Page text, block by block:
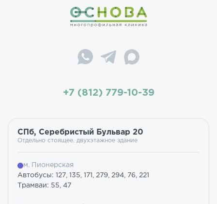
+7 (812) 779-10-39
СПб, Серебристый Бульвар 20
Отдельно стоящее, двухэтажное здание
м. Пионерская
Автобусы: 127, 135, 171, 279, 294, 76, 221
Трамваи: 55, 47